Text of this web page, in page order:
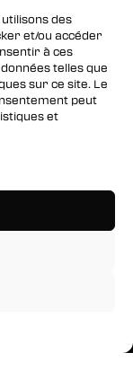
des
et/ou accéder
à ces
telles que
sur ce site. Le
peut
et
des